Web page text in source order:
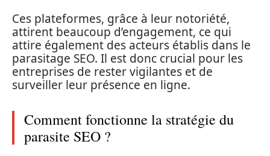
Ces plateformes, grâce à leur notoriété,
attirent beaucoup d’engagement, ce qui
attire également des acteurs établis dans le
parasitage SEO. Il est donc crucial pour les
entreprises de rester vigilantes et de
surveiller leur présence en ligne.
Comment fonctionne la stratégie du
parasite SEO ?